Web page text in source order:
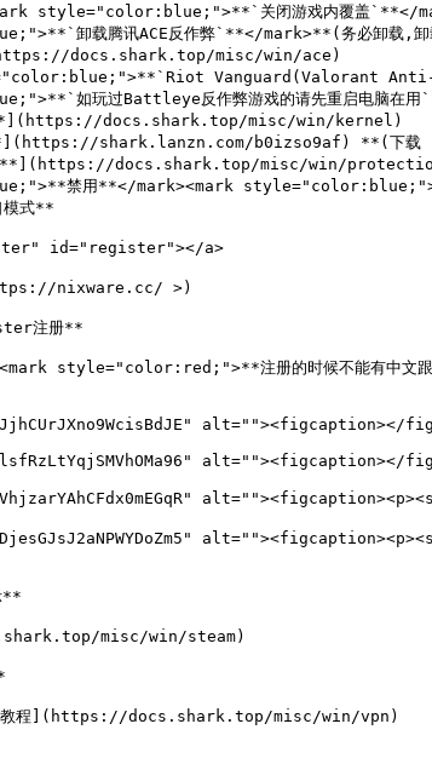
style="color:blue;">**`关闭游戏内覆盖`**</
卸载腾讯ACE反作弊`**</mark>**(务必卸载,卸载
docs.shark.top/misc/win/ace)
Vanguard(Valorant Anti-
如玩过Battleye反作弊游戏的请先重启电脑在用
**](https://docs.shark.top/misc/win/kernel)
shark.lanzn.com/b0izso9af) **(下载 - 运
**](https://docs.shark.top/misc/win/
禁用**</mark><mark
模式**
id="register"></a>
nixware.cc/ >)
注册**
style="color:red;">**注册的时候不能有中文跟特
alt=""><figcaption></
alt=""><figcaption></
**
misc/win/steam)
决教程](https://docs.shark.top/misc/win/vpn)